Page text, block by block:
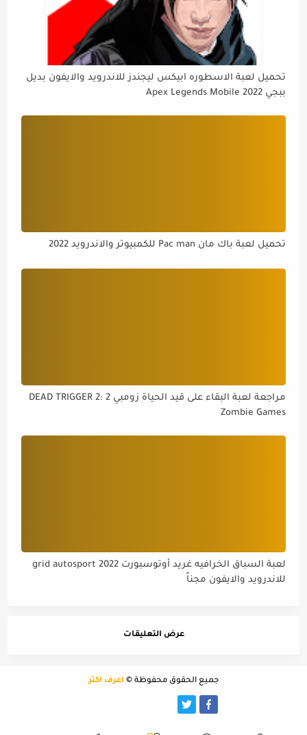
تحميل لعبة الاسطوره ابيكس ليجندز للاندرويد والايفون بديل
ببجي Apex Legends Mobile 2022
تحميل لعبة باك مان Pac man للكمبيوتر والاندرويد 2022
مراجعة لعبة البقاء على قيد الحياة زومبي 2 DEAD TRIGGER 2:
Zombie Games
لعبة السباق الخرافيه غريد أوتوسبورت grid autosport 2022
للاندرويد والايفون مجناً
عرض التعليقات
جميع الحقوق محفوظة © أعرف اكثر